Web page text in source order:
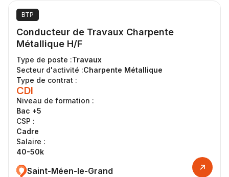
BTP
Conducteur de Travaux Charpente
Métallique H/F
Type de poste :Travaux
Secteur d'activité :Charpente Métallique
Type de contrat :
CDI
Niveau de formation :
Bac +5
CSP :
Cadre
Salaire :
40-50k
Saint-Méen-le-Grand